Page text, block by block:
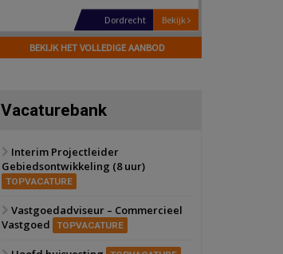
Bekijk
Hilversum
17 september 2026
Voormalig
Zwanenburg
6 oktober 2026
BEKIJK HET VOLLEDIGE AANBOD
Vacaturebank
Interim Projectleider
Gebiedsontwikkeling (8 uur)
TOPVACATURE
Vastgoedadviseur – Commercieel
Vastgoed
TOPVACATURE